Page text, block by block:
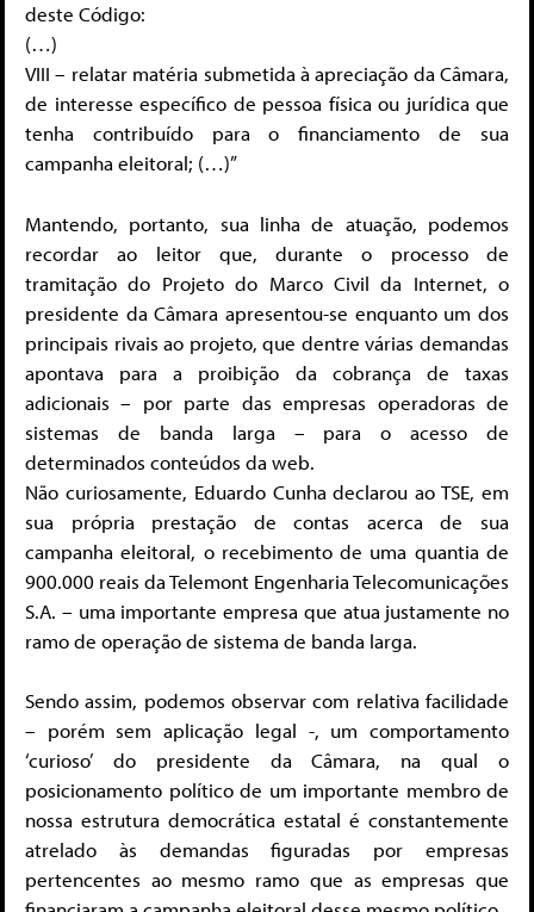
deste Código:
(…)
VIII – relatar matéria submetida à apreciação da Câmara,
de interesse específico de pessoa física ou jurídica que
tenha contribuído para o financiamento de sua
campanha eleitoral; (…)”
Mantendo, portanto, sua linha de atuação, podemos
recordar ao leitor que, durante o processo de
tramitação do Projeto do Marco Civil da Internet, o
presidente da Câmara apresentou-se enquanto um dos
principais rivais ao projeto, que dentre várias demandas
apontava para a proibição da cobrança de taxas
adicionais – por parte das empresas operadoras de
sistemas de banda larga – para o acesso de
determinados conteúdos da web.
Não curiosamente, Eduardo Cunha declarou ao TSE, em
sua própria prestação de contas acerca de sua
campanha eleitoral, o recebimento de uma quantia de
900.000 reais daTelemont Engenharia Telecomunicações
S.A. – uma importante empresa que atua justamente no
ramo de operação de sistema de banda larga.
Sendo assim, podemos observar com relativa facilidade
– porém sem aplicação legal -, um comportamento
‘curioso’ do presidente da Câmara, na qual o
posicionamento político de um importante membro de
nossa estrutura democrática estatal é constantemente
atrelado às demandas figuradas por empresas
pertencentes ao mesmo ramo que as empresas que